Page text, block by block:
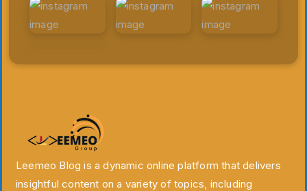
Leemeo Blog is a dynamic online platform that delivers
insightful content on a variety of topics, including